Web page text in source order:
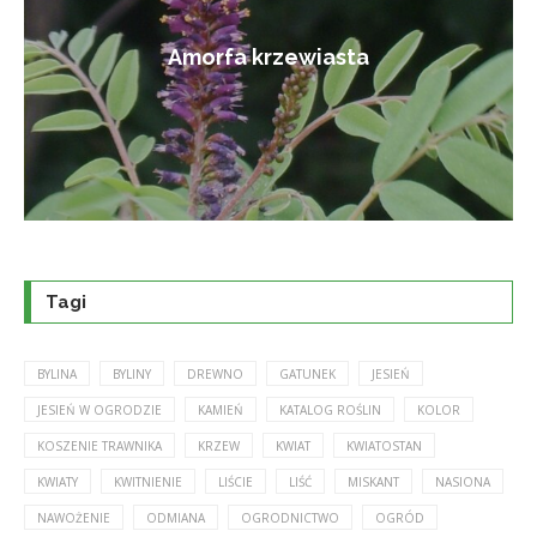
Amorfa krzewiasta
Tagi
BYLINA BYLINY DREWNO GATUNEK JESIEŃ
JESIEŃ W OGRODZIE KAMIEŃ KATALOG ROŚLIN KOLOR
KOSZENIE TRAWNIKA KRZEW KWIAT KWIATOSTAN
KWIATY KWITNIENIE LIŚCIE LIŚĆ MISKANT NASIONA
NAWOŻENIE ODMIANA OGRODNICTWO OGRÓD